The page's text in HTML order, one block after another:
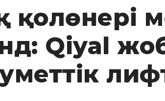
қолөнері
Qiyal